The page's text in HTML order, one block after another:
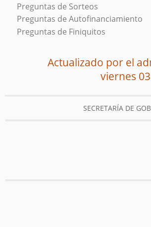
Preguntas de Sorteos
Preguntas de Autofinanciamiento
Preguntas de Finiquitos
Actualizado por el
viernes
SECRETARÍA DE